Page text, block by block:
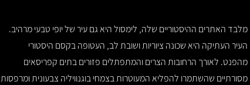
מלבד האתרים ההיסטוריים שלה, לימסול היא גם עיר של יופי טבעי מרהיב.
העיר העתיקה היא שכונה ציוריות ושובת לב, העטופה בקסם היסטורי
מהפנט. לאורך הרחובות הצרים והמתפתלים פזורים בתים קפריסאים
מסורתיים שהשתמרו להפליא המעוטרות בצמחי בוגנוויליה צבעונית ומרפסות